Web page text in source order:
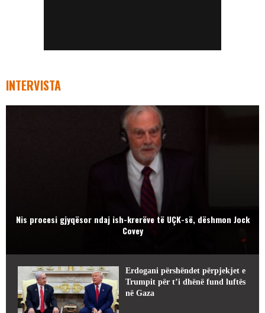
INTERVISTA
Nis procesi gjyqësor ndaj ish-krerëve të UÇK-së, dëshmon Jock
Covey
Erdogani përshëndet përpjekjet e
Trumpit për t’i dhënë fund luftës
në Gaza